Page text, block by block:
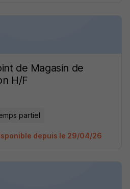
de Magasin de
H/F
partiel
depuis le 29/04/26